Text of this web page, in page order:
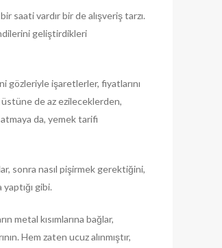
saati vardır bir de alışveriş tarzı.
geliştirdikleri
gözleriyle işaretlerler, fiyatlarını
de az ezileceklerden,
da, yemek tarifi
sonra nasıl pişirmek gerektiğini,
gibi.
metal kısımlarına bağlar,
Hem zaten ucuz alınmıştır,